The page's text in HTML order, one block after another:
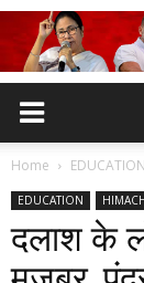
Home EDUCATION
EDUCATION
दलाश के